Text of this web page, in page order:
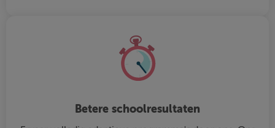
Betere schoolresultaten